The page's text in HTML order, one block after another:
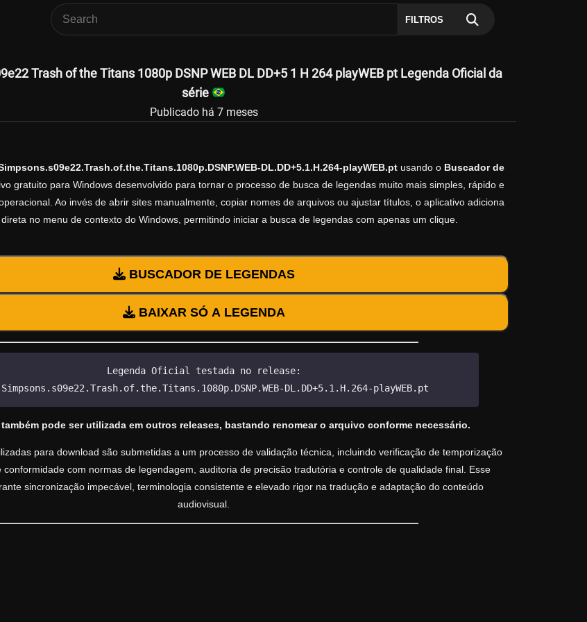
FILTROS
Trash of the Titans 1080p DSNP WEB DL DD+5 1 H 264 playWEB pt Legenda Oficial da
série
Publicado há 7 meses
DL.DD+5.1.H.264-playWEB.ptusando o Buscador de
gratuito para Windows desenvolvido para tornar o processo de busca de legendas muito mais simples, rápido e
Ao invés de abrir sites manualmente, copiar nomes de arquivos ou ajustar títulos, o aplicativo adiciona
no menu de contexto do Windows, permitindo iniciar a busca de legendas com apenas um clique.
BUSCADOR DE LEGENDAS
BAIXAR SÓ A LEGENDA
Legenda Oficial testada no release:
DL.DD+5.1.H.264-playWEB.pt
pode ser utilizada em outros releases, bastando renomear o arquivo conforme necessário.
para download são submetidas a um processo de validação técnica, incluindo verificação de temporização
conformidade com normas de legendagem, auditoria de precisão tradutória e controle de qualidade final. Esse
sincronização impecável, terminologia consistente e elevado rigor na tradução e adaptação do conteúdo
audiovisual.